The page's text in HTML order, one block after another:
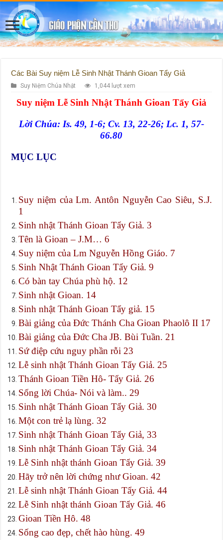
Các Bài Suy niệm Lễ Sinh Nhật Thánh Gioan Tẩy Giả
Suy Niệm Chúa Nhật 1,044 lượt xem
Suy niệm Lễ Sinh Nhật Thánh Gioan Tẩy Giả
Lời Chúa: Is. 49, 1-6; Cv. 13, 22-26; Lc. 1, 57-
66.80
MỤC LỤC
Suy niệm của Lm. Antôn Nguyễn Cao Siêu, S.J.
1
Sinh nhật Thánh Gioan Tẩy Giả. 3
Tên là Gioan – J.M… 6
Suy niệm của Lm Nguyễn Hồng Giáo. 7
Sinh Nhật Thánh Gioan Tẩy Giả. 9
Có bàn tay Chúa phù hộ. 12
Sinh nhật Gioan. 14
Sinh nhật Thánh Gioan Tẩy giả. 15
Bài giảng của Đức Thánh Cha Gioan Phaolô II 17
Bài giảng của Đức Cha JB. Bùi Tuần. 21
Sứ điệp cứu nguy phần rỗi 23
Lễ sinh nhật Thánh Gioan Tẩy Giả. 25
Thánh Gioan Tiền Hô- Tẩy Giả. 26
Sống lời Chúa- Nói và làm.. 29
Sinh nhật Thánh Gioan Tẩy Giả. 30
Một con trẻ lạ lùng. 32
Sinh nhật Thánh Gioan Tẩy Giả, 33
Sinh nhật Thánh Gioan Tẩy Giả. 34
Lễ Sinh nhật thánh Gioan Tẩy Giả. 39
Hãy trở nên lời chứng như Gioan. 42
Lễ sinh nhật Thánh Gioan Tẩy Giả. 44
Lễ Sinh nhật thánh Gioan Tẩy Giả. 46
Gioan Tiền Hô. 48
Sống cao đẹp, chết hào hùng. 49